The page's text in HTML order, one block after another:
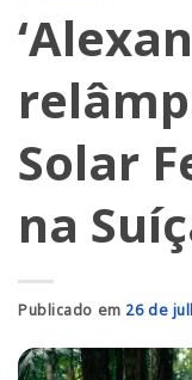
Solar
na
Publicado em 26 de